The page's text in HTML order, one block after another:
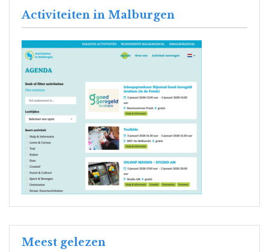
Activiteiten in Malburgen
Meest gelezen